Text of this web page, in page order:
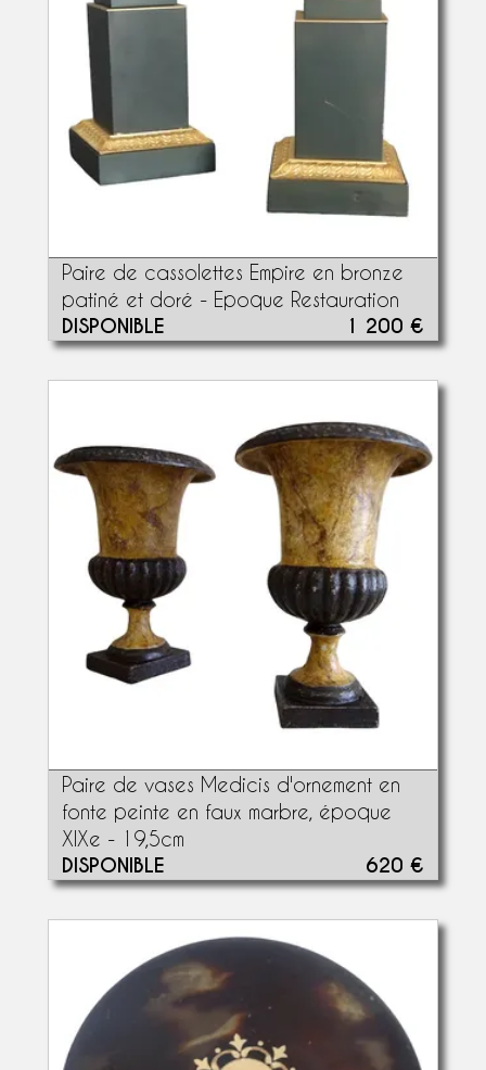
Paire de cassolettes Empire en bronze
patiné et doré - Epoque Restauration
DISPONIBLE 1 200 €
Paire de vases Medicis d'ornement en
fonte peinte en faux marbre, époque
XIXe - 19,5cm
DISPONIBLE 620 €